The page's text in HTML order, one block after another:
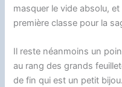
masquer le vide absolu,
première classe pour la
Il reste néanmoins un
au rang des grands
de fin qui est un petit